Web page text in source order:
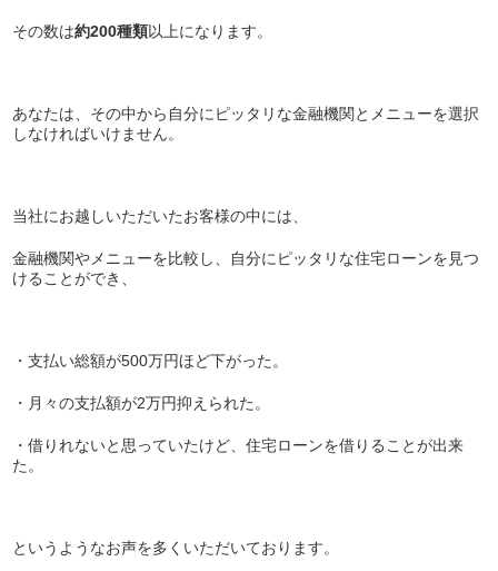
その数は約200種類以上になります。
あなたは、その中から自分にピッタリな金融機関とメニューを選択
しなければいけません。
当社にお越しいただいたお客様の中には、
金融機関やメニューを比較し、自分にピッタリな住宅ローンを見つ
けることができ、
・支払い総額が500万円ほど下がった。
・月々の支払額が2万円抑えられた。
・借りれないと思っていたけど、住宅ローンを借りることが出来
た。
というようなお声を多くいただいております。